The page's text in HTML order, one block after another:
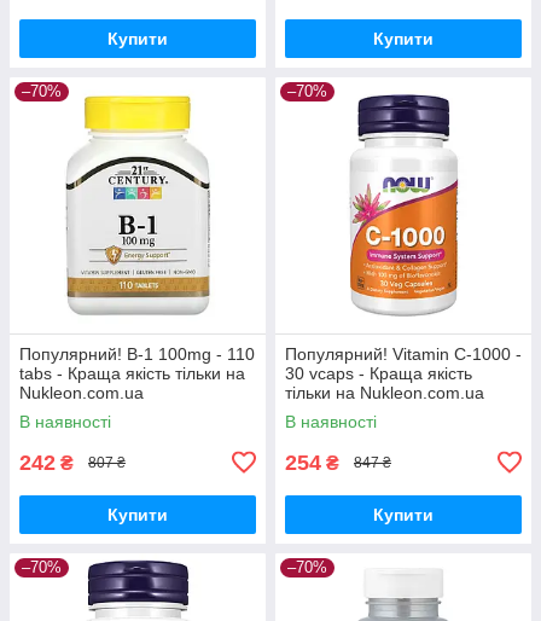
Купити Купити
–70%
Популярний! B-1 100mg - 110
tabs - Краща якість тільки на
Nukleon.com.ua
В наявності
242 ₴ 807 ₴
Купити
–70%
Популярний! Vitamin C-1000 -
30 vcaps - Краща якість
тільки на Nukleon.com.ua
В наявності
254 ₴ 847 ₴
Купити
–70% –70%